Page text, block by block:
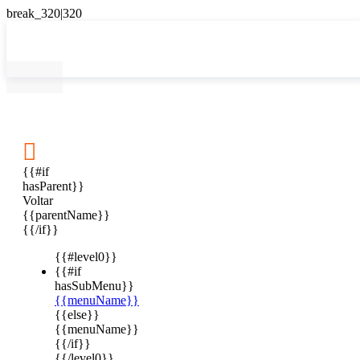

{{#if
hasParent}}
Voltar
{{parentName}}
{{/if}}
{{#level0}}
{{#if
hasSubMenu}}
{{menuName}}
{{else}}
{{menuName}}
{{/if}}